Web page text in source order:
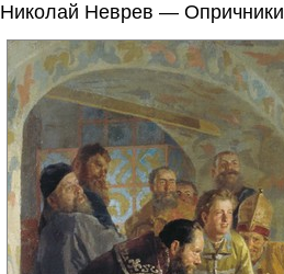
Николай Неврев — Опричники